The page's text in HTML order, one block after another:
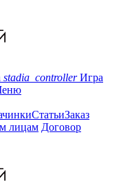
stadia_controller Игра
СтатьиЗаказ
лицам Договор